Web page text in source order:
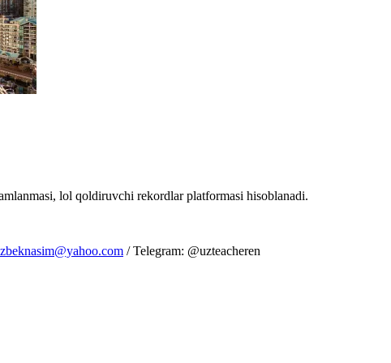
lol qoldiruvchi rekordlar platformasi hisoblanadi.
/ Telegram: @uzteacheren